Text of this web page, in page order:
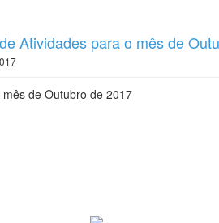
Atividades para o mês de
de Outubro de 2017